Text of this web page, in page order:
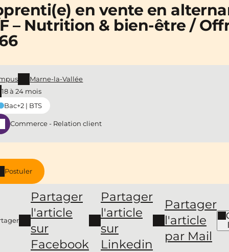
en vente en
– Nutrition & bien-être /
Postuler
Partager
l'article
sur
Facebook
Partager
l'article
sur
Linkedin
Partager
l'article
par Mail
Marne-la-Vallée
18 à 24 mois
Bac+2 | BTS
Commerce - Relation client